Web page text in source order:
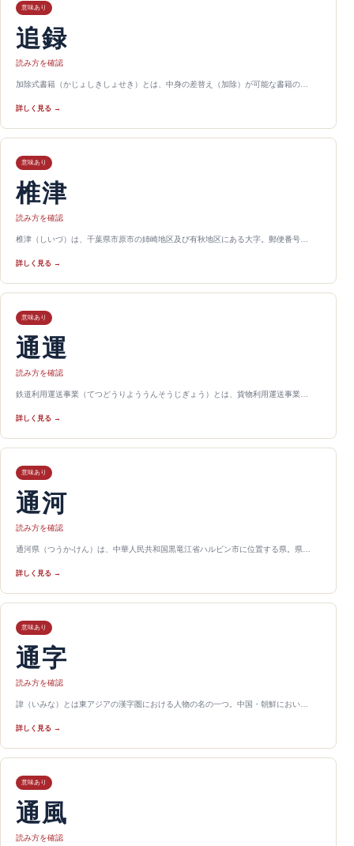
意味あり
追録
読み方を確認
加除式書籍（かじょしきしょせき）とは、中身の差替え（加除）が可能な書籍の…
詳しく見る →
意味あり
椎津
読み方を確認
椎津（しいづ）は、千葉県市原市の姉崎地区及び有秋地区にある大字。郵便番号…
詳しく見る →
意味あり
通運
読み方を確認
鉄道利用運送事業（てつどうりよううんそうじぎょう）とは、貨物利用運送事業…
詳しく見る →
意味あり
通河
読み方を確認
通河県（つうか-けん）は、中華人民共和国黒竜江省ハルビン市に位置する県。県…
詳しく見る →
意味あり
通字
読み方を確認
諱（いみな）とは東アジアの漢字圏における人物の名の一つ。中国・朝鮮におい…
詳しく見る →
意味あり
通風
読み方を確認